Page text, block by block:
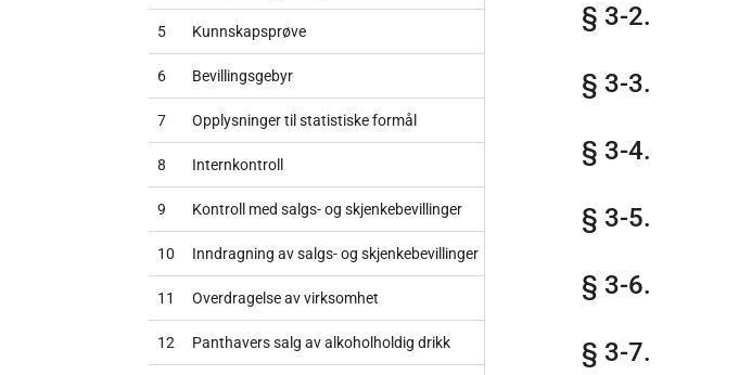
5 Kunnskapsprøve
6 Bevillingsgebyr
7 Opplysninger til statistiske formål
8 Internkontroll
9 Kontroll med salgs- og skjenkebevillinger
10 Inndragning av salgs- og skjenkebevillinger
11 Overdragelse av virksomhet
12 Panthavers salg av alkoholholdig drikk
§ 3-2.
§ 3-3.
§ 3-4.
§ 3-5.
§ 3-6.
§ 3-7.